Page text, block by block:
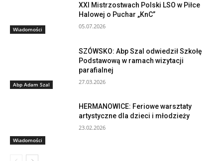
Wiadomości
XXI Mistrzostwach Polski LSO w Piłce
Halowej o Puchar „KnC”
05.07.2026
Abp Adam Szal
SZÓWSKO: Abp Szal odwiedził Szkołę
Podstawową w ramach wizytacji
parafialnej
27.03.2026
Wiadomości
HERMANOWICE: Feriowe warsztaty
artystyczne dla dzieci i młodzieży
23.02.2026